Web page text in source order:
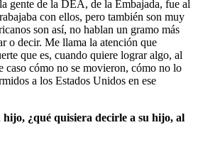
gente de la DEA, de la Embajada, fue al
con ellos, pero también son muy
son así, no hablan un gramo más
o decir. Me llama la atención que
que es, cuando quiere lograr algo, al
caso cómo no se movieron, cómo no lo
a los Estados Unidos en ese
¿qué quisiera decirle a su hijo, al